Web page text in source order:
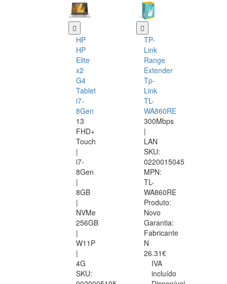
HP
HP
Elite
x2
G4
Tablet
i7-
8Gen
13
FHD+
Touch
|
i7-
8Gen
|
8GB
|
NVMe
256GB
|
W11P
|
4G
SKU:
TP-
Link
Range
Extender
Tp-
Link
TL-
WA860RE
300Mbps
|
LAN
SKU:
0220015045
MPN:
TL-
WA860RE
Produto:
Novo
Garantia:
Fabricante
N
26.31€
IVA
incluído